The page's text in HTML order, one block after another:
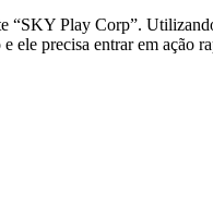
“SKY Play Corp”.
ele precisa entrar em ação